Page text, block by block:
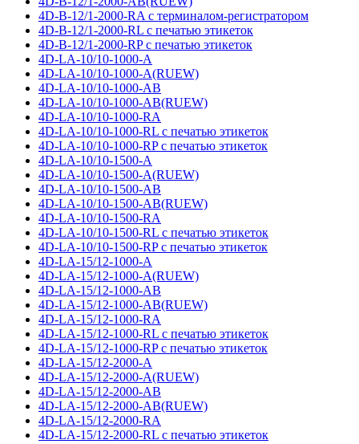
4D-B-12/1-2000-RA с терминалом-регистратором
4D-B-12/1-2000-RL с печатью этикеток
4D-B-12/1-2000-RP с печатью этикеток
4D-LA-10/10-1000-A
4D-LA-10/10-1000-A(RUEW)
4D-LA-10/10-1000-AB
4D-LA-10/10-1000-AB(RUEW)
4D-LA-10/10-1000-RA
4D-LA-10/10-1000-RL с печатью этикеток
4D-LA-10/10-1000-RP с печатью этикеток
4D-LA-10/10-1500-A
4D-LA-10/10-1500-A(RUEW)
4D-LA-10/10-1500-AB
4D-LA-10/10-1500-AB(RUEW)
4D-LA-10/10-1500-RA
4D-LA-10/10-1500-RL с печатью этикеток
4D-LA-10/10-1500-RP с печатью этикеток
4D-LA-15/12-1000-A
4D-LA-15/12-1000-A(RUEW)
4D-LA-15/12-1000-AB
4D-LA-15/12-1000-AB(RUEW)
4D-LA-15/12-1000-RA
4D-LA-15/12-1000-RL с печатью этикеток
4D-LA-15/12-1000-RP с печатью этикеток
4D-LA-15/12-2000-A
4D-LA-15/12-2000-A(RUEW)
4D-LA-15/12-2000-AB
4D-LA-15/12-2000-AB(RUEW)
4D-LA-15/12-2000-RA
4D-LA-15/12-2000-RL с печатью этикеток